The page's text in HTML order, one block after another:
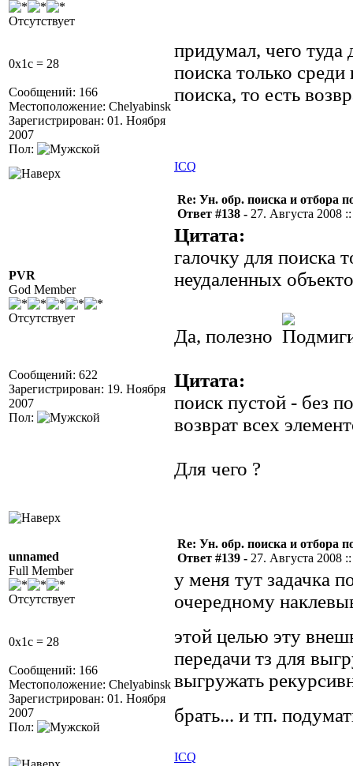
Отсутствует
0x1c = 28
Сообщений: 166
Местоположение: Chelyabinsk
Зарегистрирован: 01. Ноября
2007
Пол:
придумал, чего
поиска только
поиска, то есть
ICQ
PVR
God Member
Отсутствует
Сообщений: 622
Зарегистрирован: 19. Ноября
2007
Пол:
Re: Ун. обр. поиска и отбора
Ответ #138 - 27. Августа 2008
Цитата:
галочку для поиска
неудаленных
Да, полезно
Цитата:
поиск пустой - без
возврат всех
Для чего ?
unnamed
Full Member
Отсутствует
0x1c = 28
Сообщений: 166
Местоположение: Chelyabinsk
Зарегистрирован: 01. Ноября
2007
Пол:
Re: Ун. обр. поиска и отбора
Ответ #139 - 27. Августа 2008
у меня тут задачка
очередному
этой целью эту
передачи тз для
выгружать
брать... и тп.
ICQ